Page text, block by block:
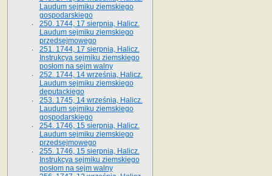
Laudum sejmiku ziemskiego
gospodarskiego
250. 1744, 17 sierpnia, Halicz.
Laudum sejmiku ziemskiego
przedsejmowego
251. 1744, 17 sierpnia, Halicz.
Instrukcya sejmiku ziemskiego
posłom na sejm walny
252. 1744, 14 września, Halicz.
Laudum sejmiku ziemskiego
deputackiego
253. 1745, 14 września, Halicz.
Laudum sejmiku ziemskiego
gospodarskiego
254. 1746, 15 sierpnia, Halicz.
Laudum sejmiku ziemskiego
przedsejmowego
255. 1746, 15 sierpnia, Halicz.
Instrukcya sejmiku ziemskiego
posłom na sejm walny